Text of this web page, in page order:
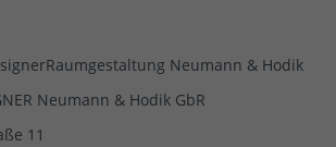
Neumann & Hodik
Neumann & Hodik GbR
11